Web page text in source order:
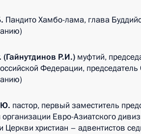
Пандито Хамбо-лама, глава
(Гайнутдинов Р.И.) муфтий,
Федерации,
пастор, первый заместитель
Евро-Азиатского
Церкви христиан – адвентистов